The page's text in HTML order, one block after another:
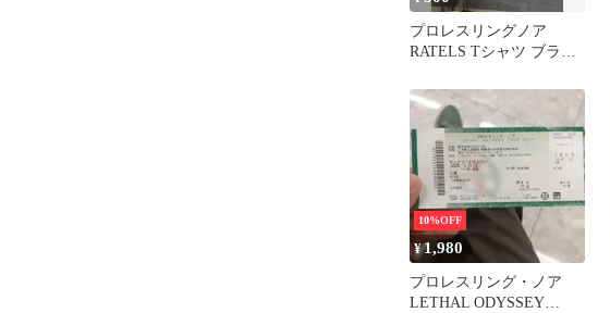
プロレスリングノア
RATELS Tシャツ ブラッ
10%OFF
¥1,980
プロレスリング・ノア
LETHAL ODYSSEY